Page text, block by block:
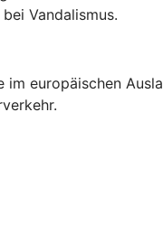
Vandalismus.
europäischen